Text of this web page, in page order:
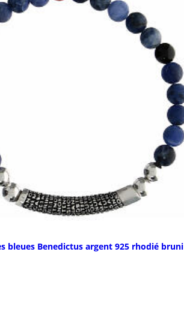
bleues Benedictus argent 925 rhodié bruni